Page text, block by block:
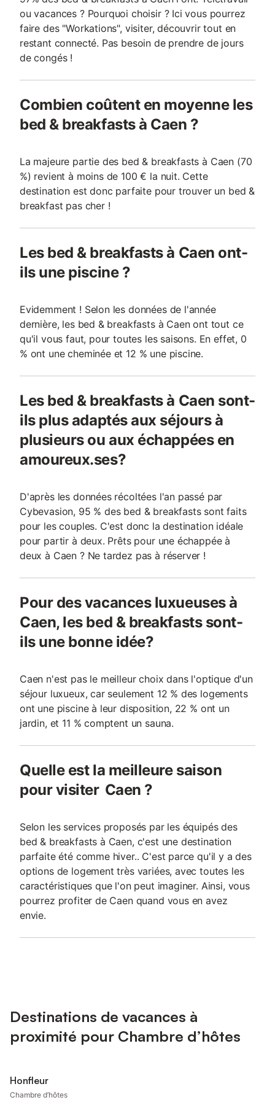
ou vacances ? Pourquoi choisir ? Ici vous pourrez
faire des "Workations", visiter, découvrir tout en
restant connecté. Pas besoin de prendre de jours
de congés !
Combien coûtent en moyenne les
bed & breakfasts à Caen ?
La majeure partie des bed & breakfasts à Caen (70
%) revient à moins de 100 € la nuit. Cette
destination est donc parfaite pour trouver un bed &
breakfast pas cher !
Les bed & breakfasts à Caen ont-
ils une piscine ?
Evidemment ! Selon les données de l'année
dernière, les bed & breakfasts à Caen ont tout ce
qu'il vous faut, pour toutes les saisons. En effet, 0
% ont une cheminée et 12 % une piscine.
Les bed & breakfasts à Caen sont-
ils plus adaptés aux séjours à
plusieurs ou aux échappées en
amoureux.ses?
D'après les données récoltées l'an passé par
Cybevasion, 95 % des bed & breakfasts sont faits
pour les couples. C'est donc la destination idéale
pour partir à deux. Prêts pour une échappée à
deux à Caen ? Ne tardez pas à réserver !
Pour des vacances luxueuses à
Caen, les bed & breakfasts sont-
ils une bonne idée?
Caen n'est pas le meilleur choix dans l'optique d'un
séjour luxueux, car seulement 12 % des logements
ont une piscine à leur disposition, 22 % ont un
jardin, et 11 % comptent un sauna.
Quelle est la meilleure saison
pour visiter Caen ?
Selon les services proposés par les équipés des
bed & breakfasts à Caen, c'est une destination
parfaite été comme hiver.. C'est parce qu'il y a des
options de logement très variées, avec toutes les
caractéristiques que l'on peut imaginer. Ainsi, vous
pourrez profiter de Caen quand vous en avez
envie.
Destinations de vacances à
proximité pour Chambre d’hôtes
Honfleur
Chambre d’hôtes